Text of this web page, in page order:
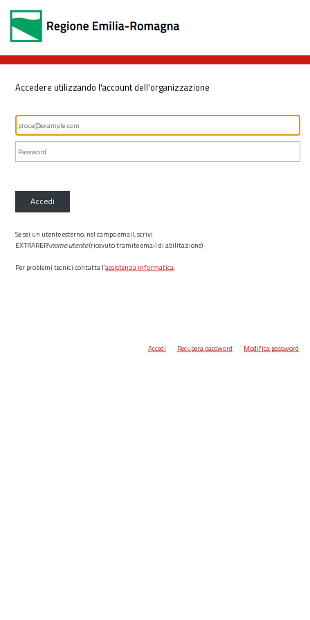
Accedere utilizzando l'account dell'organizzazione
Accedi
Se sei un utente esterno, nel campo email, scrivi
EXTRARER\nome utente(ricevuto tramite email di abilitazione)
Per problemi tecnici contatta l’assistenza informatica.
Accedi Recupera password Modifica password